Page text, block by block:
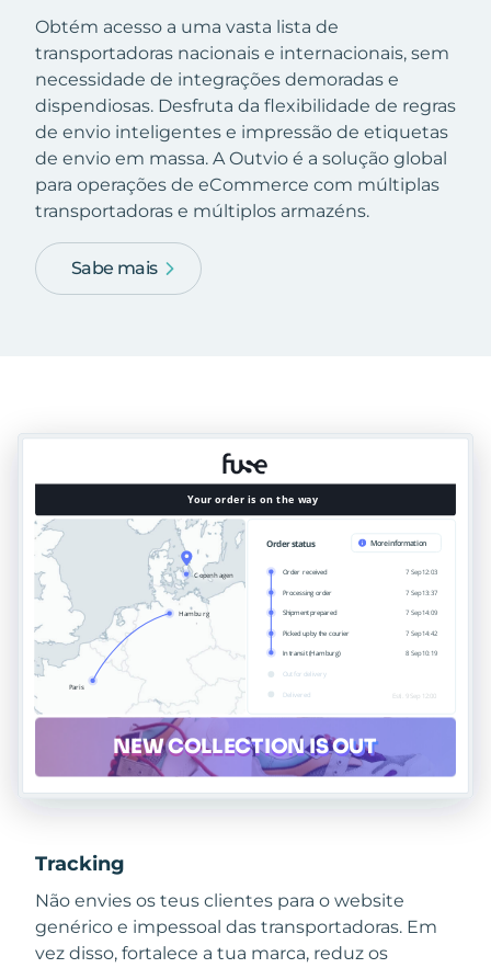
Obtém acesso a uma vasta lista de
transportadoras nacionais e internacionais, sem
necessidade de integrações demoradas e
dispendiosas. Desfruta da flexibilidade de regras
de envio inteligentes e impressão de etiquetas
de envio em massa. A Outvio é a solução global
para operações de eCommerce com múltiplas
transportadoras e múltiplos armazéns.
Sabe mais
Tracking
Não envies os teus clientes para o website
genérico e impessoal das transportadoras. Em
vez disso, fortalece a tua marca, reduz os